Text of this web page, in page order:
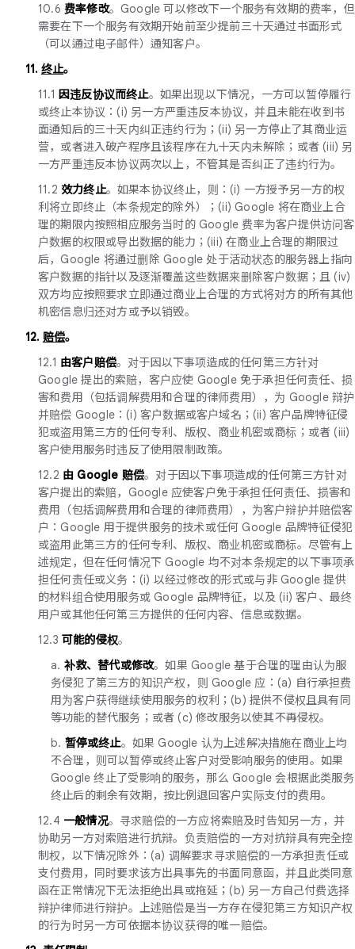
10.6 费率修改。Google 可以修改下一个服务有效期的费率，但
需要在下一个服务有效期开始前至少提前三十天通过书面形式
（可以通过电子邮件）通知客户。
11. 终止。
11.1 因违反协议而终止。如果出现以下情况，一方可以暂停履行
或终止本协议：(i) 另一方严重违反本协议，并且未能在收到书
面通知后的三十天内纠正违约行为；(ii) 另一方停止了其商业运
营，或者进入破产程序且该程序在九十天内未解除；或者 (iii) 另
一方严重违反本协议两次以上，不管其是否纠正了违约行为。
11.2 效力终止。如果本协议终止，则：(i) 一方授予另一方的权
利将立即终止（本条规定的除外）；(ii) Google 将在商业上合
理的期限内按照相应服务当时的 Google 费率为客户提供访问客
户数据的权限或导出数据的能力；(iii) 在商业上合理的期限过
后，Google 将通过删除 Google 处于活动状态的服务器上指向
客户数据的指针以及逐渐覆盖这些数据来删除客户数据；且 (iv)
双方均应按照要求立即通过商业上合理的方式将对方的所有其他
机密信息归还对方或予以销毁。
12. 赔偿。
12.1 由客户赔偿。对于因以下事项造成的任何第三方针对
Google 提出的索赔，客户应使 Google 免于承担任何责任、损
害和费用（包括调解费用和合理的律师费用），为 Google 辩护
并赔偿 Google：(i) 客户数据或客户域名；(ii) 客户品牌特征侵
犯或盗用第三方的任何专利、版权、商业机密或商标；或者 (iii)
客户使用服务时违反了使用限制政策。
12.2 由 Google 赔偿。对于因以下事项造成的任何第三方针对
客户提出的索赔，Google 应使客户免于承担任何责任、损害和
费用（包括调解费用和合理的律师费用），为客户辩护并赔偿客
户：Google 用于提供服务的技术或任何 Google 品牌特征侵犯
或盗用此第三方的任何专利、版权、商业机密或商标。尽管有上
述规定，但在任何情况下 Google 均不对本条规定的以下事项承
担任何责任或义务：(i) 以经过修改的形式或与非 Google 提供
的材料组合使用服务或 Google 品牌特征，以及 (ii) 客户、最终
用户或其他任何第三方提供的任何内容、信息或数据。
12.3 可能的侵权。
a. 补救、替代或修改。如果 Google 基于合理的理由认为服
务侵犯了第三方的知识产权，则 Google 应：(a) 自行承担费
用为客户获得继续使用服务的权利；(b) 提供不侵权且具有同
等功能的替代服务；或者 (c) 修改服务以使其不再侵权。
b. 暂停或终止。如果 Google 认为上述解决措施在商业上均
不合理，则可以暂停或终止客户对受影响服务的使用。如果
Google 终止了受影响的服务，那么 Google 会根据此类服务
终止后的剩余有效期，按比例退回客户实际支付的费用。
12.4 一般情况。寻求赔偿的一方应将索赔及时告知另一方，并
协助另一方对索赔进行抗辩。负责赔偿的一方对抗辩具有完全控
制权，以下情况除外：(a) 调解要求寻求赔偿的一方承担责任或
支付费用，同时要求该方出具事先的书面同意函，并且此类同意
函在正常情况下无法拒绝出具或拖延；(b) 另一方自己付费选择
辩护律师进行辩护。上述赔偿是当一方存在侵犯第三方知识产权
的行为时另一方可依据本协议获得的唯一赔偿。